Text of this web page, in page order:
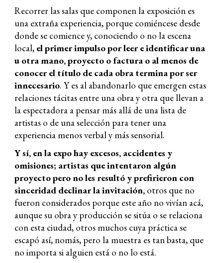
Recorrer las salas que componen la exposición es
una extraña experiencia, porque comiéncese desde
donde se comience y, conociendo o no la escena
local, el primer impulso por leer e identificar una
u otra mano, proyecto o factura o al menos de
conocer el título de cada obra termina por ser
innecesario. Y es al abandonarlo que emergen estas
relaciones tácitas entre una obra y otra que llevan a
la espectadora a pensar más allá de una lista de
artistas o de una selección para tener una
experiencia menos verbal y más sensorial.
Y sí, en la expo hay excesos, accidentes y
omisiones; artistas que intentaron algún
proyecto pero no les resultó y prefirieron con
sinceridad declinar la invitación, otros que no
fueron considerados porque este año no vivían acá,
aunque su obra y producción se sitúa o se relaciona
con esta ciudad, otros muchos cuya práctica se
escapó así, nomás, pero la muestra es tan basta, que
no importa si alguien está o no lo está.